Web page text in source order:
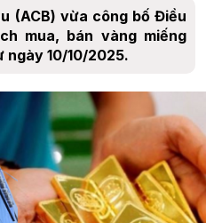
(ACB) vừa công bố Điều
mua, bán vàng miếng
10/10/2025.